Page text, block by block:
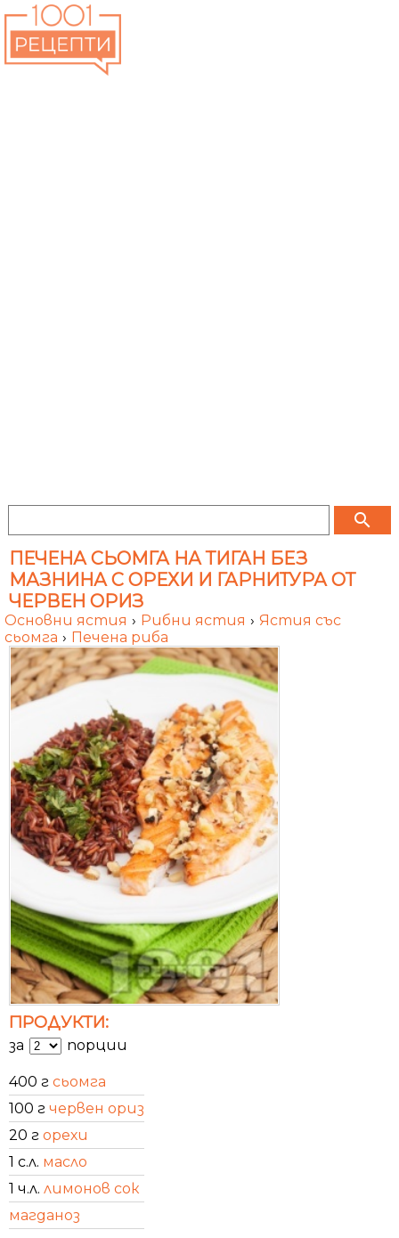
search
ПЕЧЕНА СЬОМГА НА ТИГАН БЕЗ
МАЗНИНА С ОРЕХИ И ГАРНИТУРА ОТ
ЧЕРВЕН ОРИЗ
Основни ястия › Рибни ястия › Ястия със
сьомга › Печена риба
ПРОДУКТИ:
за порции
400 г сьомга
100 г червен ориз
20 г орехи
1 с.л. масло
1 ч.л. лимонов сок
магданоз